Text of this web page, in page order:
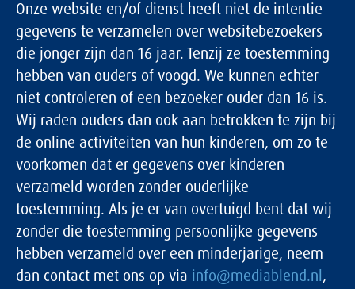
Onze website en/of dienst heeft niet de intentie
gegevens te verzamelen over websitebezoekers
die jonger zijn dan 16 jaar. Tenzij ze toestemming
hebben van ouders of voogd. We kunnen echter
niet controleren of een bezoeker ouder dan 16 is.
Wij raden ouders dan ook aan betrokken te zijn bij
de online activiteiten van hun kinderen, om zo te
voorkomen dat er gegevens over kinderen
verzameld worden zonder ouderlijke
toestemming. Als je er van overtuigd bent dat wij
zonder die toestemming persoonlijke gegevens
hebben verzameld over een minderjarige, neem
dan contact met ons op via info@mediablend.nl,